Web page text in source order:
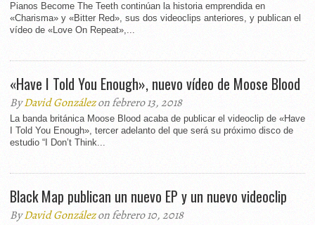
Pianos Become The Teeth continúan la historia emprendida en
«Charisma» y «Bitter Red», sus dos videoclips anteriores, y publican el
vídeo de «Love On Repeat»,...
«Have I Told You Enough», nuevo vídeo de Moose Blood
ByDavid Gonzálezon febrero 13, 2018
La banda británica Moose Blood acaba de publicar el videoclip de «Have
I Told You Enough», tercer adelanto del que será su próximo disco de
estudio “I Don’t Think...
Black Map publican un nuevo EP y un nuevo videoclip
ByDavid Gonzálezon febrero 10, 2018